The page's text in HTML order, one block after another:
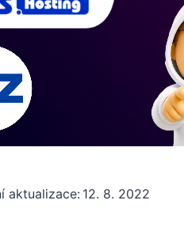
aktualizace: 12. 8. 2022